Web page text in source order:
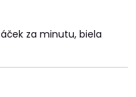
za minutu, biela